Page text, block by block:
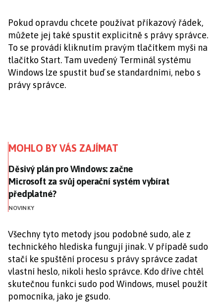
Pokud opravdu chcete používat příkazový řádek,
můžete jej také spustit explicitně s právy správce.
To se provádí kliknutím pravým tlačítkem myši na
tlačítko Start. Tam uvedený Terminál systému
Windows lze spustit buď se standardními, nebo s
právy správce.
MOHLO BY VÁS ZAJÍMAT
Děsivý plán pro Windows: začne Microsoft za svůj
Děsivý plán pro Windows: začne
Microsoft za svůj operační systém vybírat
předplatné?
NOVINKY
Všechny tyto metody jsou podobné sudo, ale z
technického hlediska fungují jinak. V případě sudo
stačí ke spuštění procesu s právy správce zadat
vlastní heslo, nikoli heslo správce. Kdo dříve chtěl
skutečnou funkci sudo pod Windows, musel použít
pomocníka, jako je gsudo.